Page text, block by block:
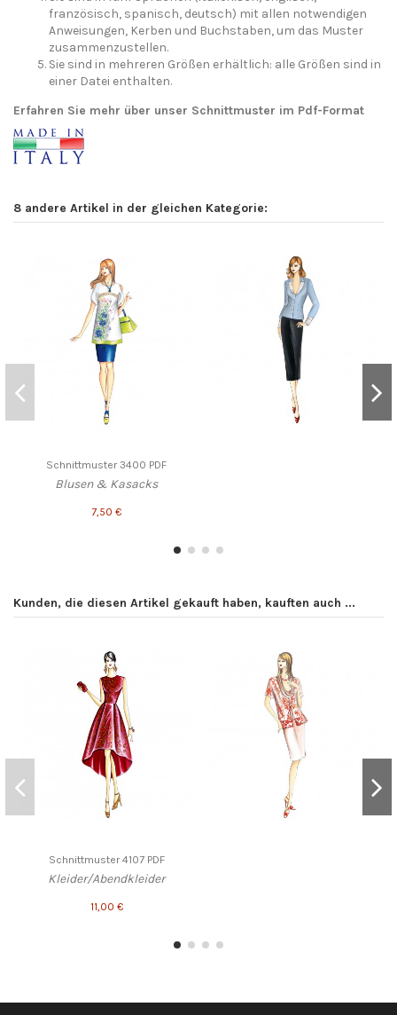
französisch, spanisch, deutsch) mit allen notwendigen
Anweisungen, Kerben und Buchstaben, um das Muster
zusammenzustellen.
Sie sind in mehreren Größen erhältlich: alle Größen sind in
einer Datei enthalten.
Erfahren Sie mehr über unser Schnittmuster im Pdf-Format
8 andere Artikel in der gleichen Kategorie:
Schnittmuster 3400 PDF
Blusen & Kasacks
7,50 €
Kunden, die diesen Artikel gekauft haben, kauften auch ...
Schnittmuster 4107 PDF
Kleider/Abendkleider
11,00 €